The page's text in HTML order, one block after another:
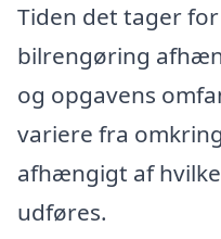
Tiden det tager
bilrengøring
og opgavens
variere fra
afhængigt af
udføres.